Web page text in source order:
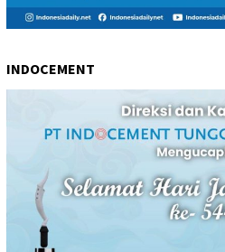
INDOCEMENT